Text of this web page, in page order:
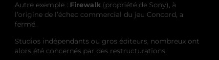
Autre exemple : Firewalk (propriété de Sony), à
l’origine de l’échec commercial du jeu Concord, a
fermé.
Studios indépendants ou gros éditeurs, nombreux ont
alors été concernés par des restructurations.